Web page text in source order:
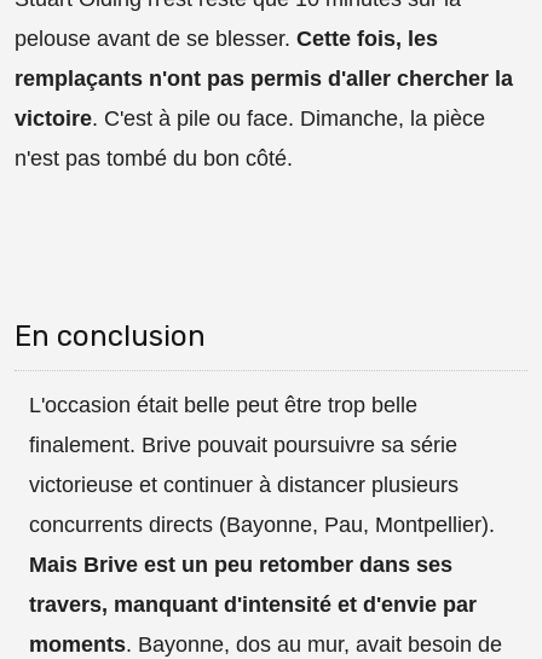
pelouse avant de se blesser. Cette fois, les
remplaçants n'ont pas permis d'aller chercher la
victoire. C'est à pile ou face. Dimanche, la pièce
n'est pas tombé du bon côté.
En conclusion
L'occasion était belle peut être trop belle
finalement. Brive pouvait poursuivre sa série
victorieuse et continuer à distancer plusieurs
concurrents directs (Bayonne, Pau, Montpellier).
Mais Brive est un peu retomber dans ses
travers, manquant d'intensité et d'envie par
moments. Bayonne, dos au mur, avait besoin de